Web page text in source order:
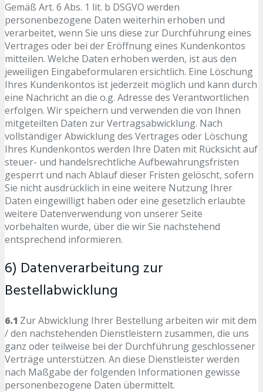
Gemäß Art. 6 Abs. 1 lit. b DSGVO werden
personenbezogene Daten weiterhin erhoben und
verarbeitet, wenn Sie uns diese zur Durchführung eines
Vertrages oder bei der Eröffnung eines Kundenkontos
mitteilen. Welche Daten erhoben werden, ist aus den
jeweiligen Eingabeformularen ersichtlich. Eine Löschung
Ihres Kundenkontos ist jederzeit möglich und kann durch
eine Nachricht an die o.g. Adresse des Verantwortlichen
erfolgen. Wir speichern und verwenden die von Ihnen
mitgeteilten Daten zur Vertragsabwicklung. Nach
vollständiger Abwicklung des Vertrages oder Löschung
Ihres Kundenkontos werden Ihre Daten mit Rücksicht auf
steuer- und handelsrechtliche Aufbewahrungsfristen
gesperrt und nach Ablauf dieser Fristen gelöscht, sofern
Sie nicht ausdrücklich in eine weitere Nutzung Ihrer
Daten eingewilligt haben oder eine gesetzlich erlaubte
weitere Datenverwendung von unserer Seite
vorbehalten wurde, über die wir Sie nachstehend
entsprechend informieren.
6) Datenverarbeitung zur
Bestellabwicklung
6.1 Zur Abwicklung Ihrer Bestellung arbeiten wir mit dem
/ den nachstehenden Dienstleistern zusammen, die uns
ganz oder teilweise bei der Durchführung geschlossener
Verträge unterstützen. An diese Dienstleister werden
nach Maßgabe der folgenden Informationen gewisse
personenbezogene Daten übermittelt.